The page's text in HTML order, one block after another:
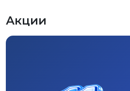
Акции